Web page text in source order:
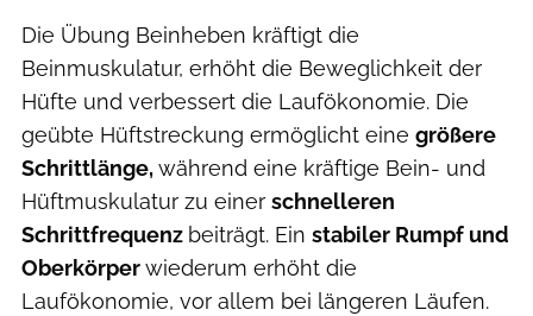
Die Übung Beinheben kräftigt die
Beinmuskulatur, erhöht die Beweglichkeit der
Hüfte und verbessert die Laufökonomie. Die
geübte Hüftstreckung ermöglicht eine größere
Schrittlänge,während eine kräftige Bein- und
Hüftmuskulatur zu einer schnelleren
Schrittfrequenz beiträgt. Ein stabiler Rumpf und
Oberkörperwiederum erhöht die
Laufökonomie, vor allem bei längeren Läufen.